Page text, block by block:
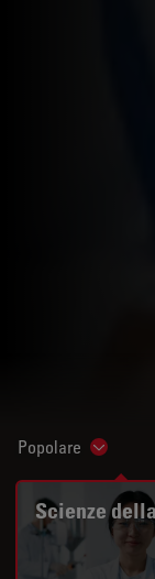
Popolare Show
Scienze